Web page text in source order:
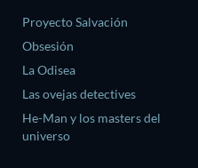
Proyecto Salvación
Obsesión
La Odisea
Las ovejas detectives
He-Man y los masters del
universo